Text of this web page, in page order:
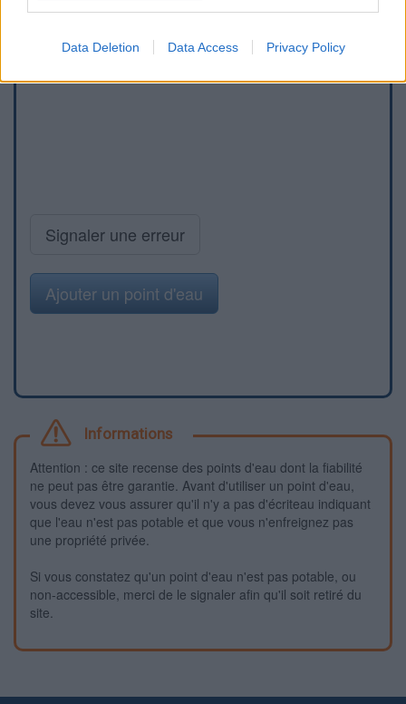
Data Deletion Data Access Privacy Policy
Signaler une erreur
Ajouter un point d'eau
Informations
Attention : ce site recense des points d'eau dont la fiabilité
ne peut pas être garantie. Avant d'utiliser un point d'eau,
vous devez vous assurer qu'il n'y a pas d'écriteau indiquant
que l'eau n'est pas potable et que vous n'enfreignez pas
une propriété privée.
Si vous constatez qu'un point d'eau n'est pas potable, ou
non-accessible, merci de le signaler afin qu'il soit retiré du
site.